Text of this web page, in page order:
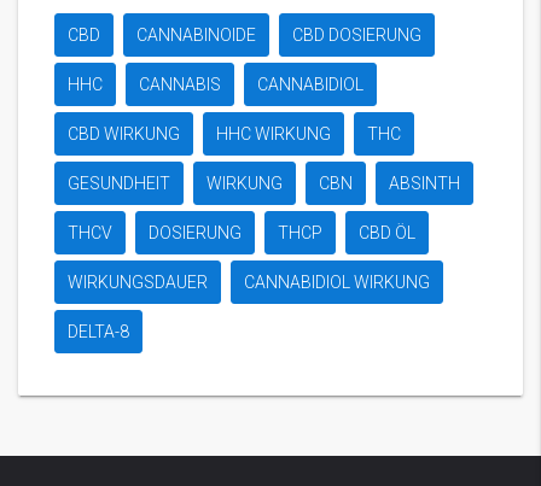
CBD CANNABINOIDE CBD DOSIERUNG
HHC CANNABIS CANNABIDIOL
CBD WIRKUNG HHC WIRKUNG THC
GESUNDHEIT WIRKUNG CBN ABSINTH
THCV DOSIERUNG THCP CBD ÖL
WIRKUNGSDAUER CANNABIDIOL WIRKUNG
DELTA-8